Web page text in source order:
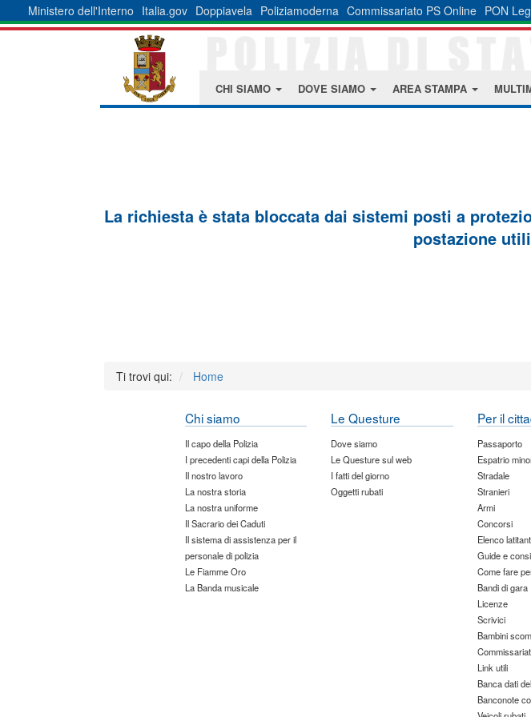
Ministero dell'Interno Italia.gov Doppiavela Poliziamoderna Commissariato PS Online PON
CHI SIAMO DOVE SIAMO AREA STAMPA
La richiesta è stata bloccata dai sistemi posti a
postazione
Ti trovi qui: Home
Chi siamo
Il capo della Polizia
I precedenti capi della Polizia
Il nostro lavoro
La nostra storia
La nostra uniforme
Il Sacrario dei Caduti
Il sistema di assistenza per il
personale di polizia
Le Fiamme Oro
La Banda musicale
Le Questure
Dove siamo
Le Questure sul web
I fatti del giorno
Oggetti rubati
Per il
Passaporto
Espatrio
Stradale
Stranieri
Armi
Concorsi
Elenco
Guide e
Come fare
Bandi di gara
Licenze
Scrivici
Bambini
Link utili
Banca dati
Banconote